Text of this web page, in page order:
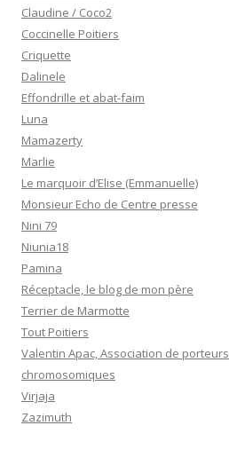
Claudine / Coco2
Coccinelle Poitiers
Criquette
Dalinele
Effondrille et abat-faim
Luna
Mamazerty
Marlie
Le marquoir d’Elise (Emmanuelle)
Monsieur Echo de Centre presse
Nini 79
Niunia18
Pamina
Réceptacle, le blog de mon père
Terrier de Marmotte
Tout Poitiers
Valentin Apac, Association de
chromosomiques
Virjaja
Zazimuth